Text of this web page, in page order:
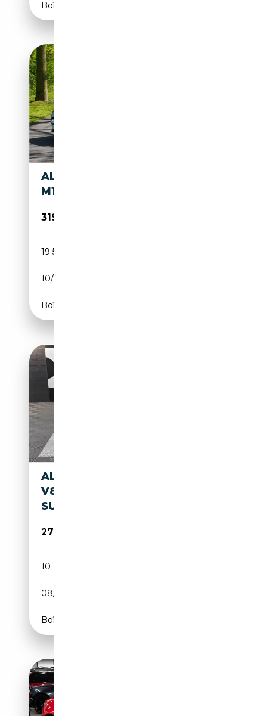
Boîte automatique
ALFA ROMEO 8C SPIDER
M1153
319 500€
19 527 km
10/2009
Boîte automatique
ALFA ROMEO 8C SPIDER 4.7I
V8 BVR - TOURING
SUPERLEGGERA ONE OF ONE
279 990€
10 000 km
08/2015
Boîte automatique